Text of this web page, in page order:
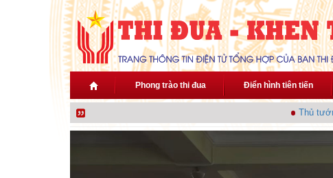
Nhảy đến nội dung
Phong trào thi đua Điển hình tiên tiến
Thủ